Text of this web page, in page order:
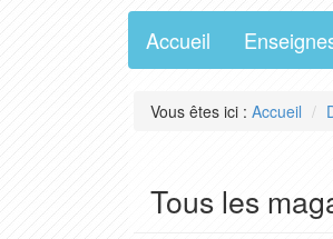
Accueil
Vous êtes ici : Accueil
Tous les